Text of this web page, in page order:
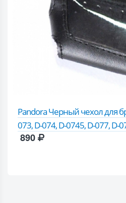
Pandora Черный чехол для
073, D-074, D-0745, D-077, D-
890